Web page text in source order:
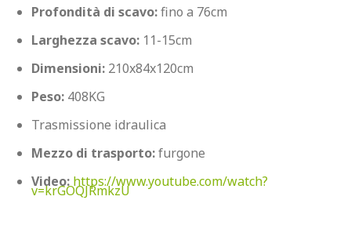
Profondità di scavo: fino a 76cm
Larghezza scavo: 11-15cm
Dimensioni: 210x84x120cm
Peso: 408KG
Trasmissione idraulica
Mezzo di trasporto: furgone
Video: https://www.youtube.com/watch?
v=krGOQJRmkzU